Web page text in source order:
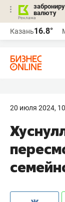
валюту
Казань16.8°
20 июля 2024,